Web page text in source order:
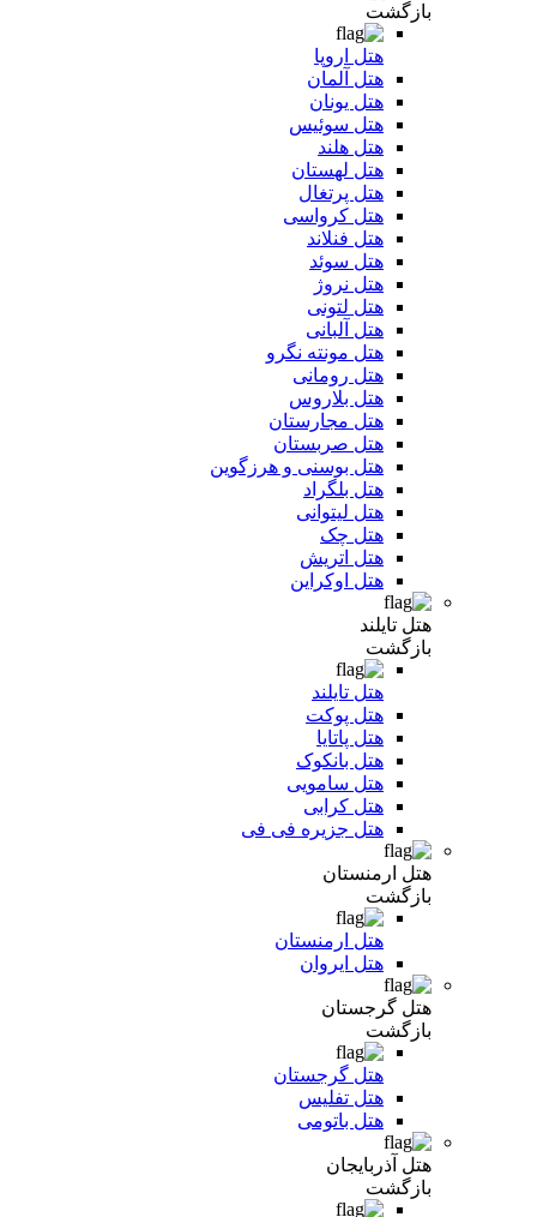
بازگشت
هتل اروپا
هتل آلمان
هتل یونان
هتل سوئیس
هتل هلند
هتل لهستان
هتل پرتغال
هتل کرواسی
هتل فنلاند
هتل سوئد
هتل نروژ
هتل لتونی
هتل آلبانی
هتل مونته نگرو
هتل رومانی
هتل بلاروس
هتل مجارستان
هتل صربستان
هتل بوسنی و هرزگوین
هتل بلگراد
هتل لیتوانی
هتل چک
هتل اتریش
هتل اوکراین
هتل تایلند
بازگشت
هتل تایلند
هتل پوکت
هتل پاتایا
هتل بانکوک
هتل سامویی
هتل کرابی
هتل جزیره فی فی
هتل ارمنستان
بازگشت
هتل ارمنستان
هتل ایروان
هتل گرجستان
بازگشت
هتل گرجستان
هتل تفلیس
هتل باتومی
هتل آذربایجان
بازگشت